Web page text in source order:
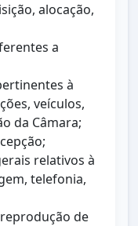
alocação,
a
à
veículos,
da Câmara;
relativos à
telefonia,
de